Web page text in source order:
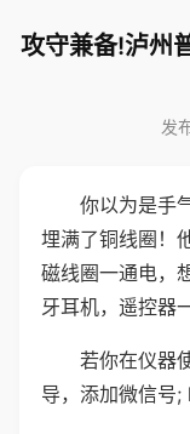
攻守兼备!泸州
发
你以为是手
埋满了铜线圈！
磁线圈一通电，
牙耳机，遥控器
若你在仪器
导，添加微信号;